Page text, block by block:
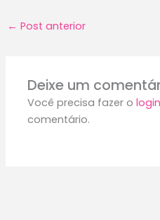
← Post anterior
Deixe um
Você precisa fazer ologin
comentário.